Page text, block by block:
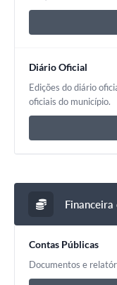
Diário Oficial
Edições do diário
oficiais do município.
Contas Públicas
Documentos e